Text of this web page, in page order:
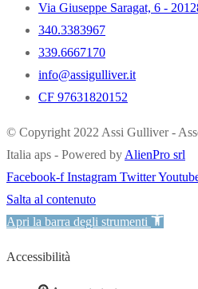
Via Giuseppe Saragat, 6 -
340.3383967
339.6667170
info@assigulliver.it
CF 97631820152
© Copyright 2022 Assi Gulliver -
Italia aps - Powered by AlienPro srl
Facebook-f Instagram Twitter
Salta al contenuto
Apri la barra degli strumenti
Accessibilità